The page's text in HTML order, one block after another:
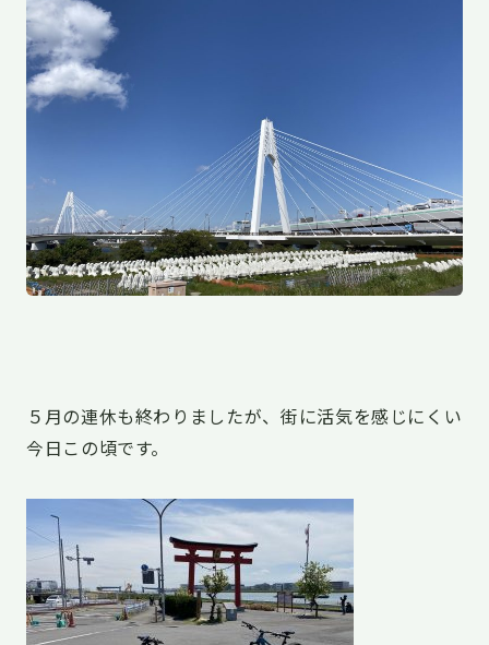
５月の連休も終わりましたが、街に活気を感じにくい
今日この頃です。